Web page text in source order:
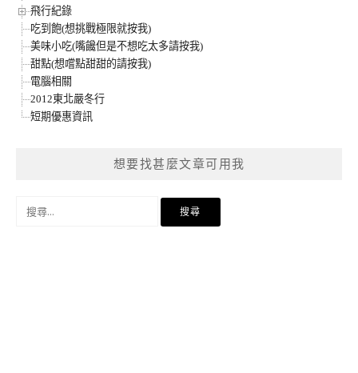
飛行紀錄
吃到飽(想挑戰極限就按我)
美味小吃(嘴饞但是不想吃太多請按我)
甜點(想嚐點甜甜的請按我)
電腦相關
2012東北嚴冬行
短期優惠資訊
想要找甚麼文章可用我